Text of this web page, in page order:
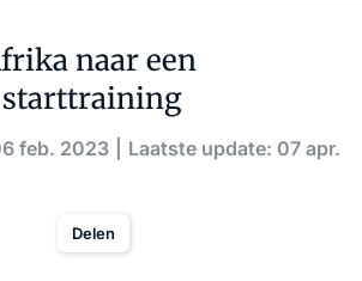
naar een
starttraining
feb. 2023
Laatste update: 07 apr.
Delen